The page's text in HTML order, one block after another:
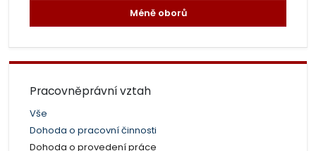
Méně oborů
Pracovněprávní vztah
Vše
Dohoda o pracovní činnosti
Dohoda o provedení práce